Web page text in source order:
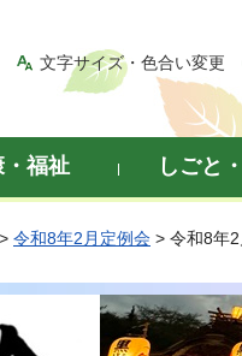
文字サイズ・色合い変更
・福祉 しごと
> 令和8年2月定例会 > 令和8年